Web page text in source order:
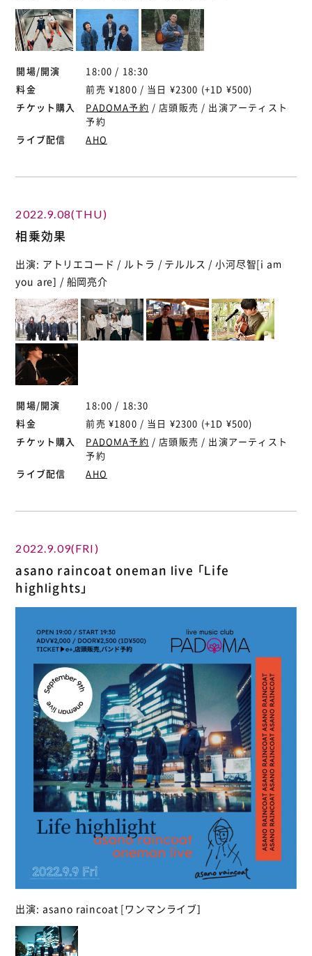
開場/開演
18:00 / 18:30
料金
前売 ¥1800 / 当日 ¥2300 (+1D ¥500)
チケット購入
PADOMA予約 / 店頭販売 / 出演アーティスト
予約
ライブ配信
AHO
2022.9.08(THU)
相乗効果
出演: アトリエコード / ルトラ / テルルス / 小河尽智[i am
you are] / 船岡亮介
開場/開演
18:00 / 18:30
料金
前売 ¥1800 / 当日 ¥2300 (+1D ¥500)
チケット購入
PADOMA予約 / 店頭販売 / 出演アーティスト
予約
ライブ配信
AHO
2022.9.09(FRI)
asano raincoat oneman live 「Life
highlights」
出演: asano raincoat [ワンマンライブ]